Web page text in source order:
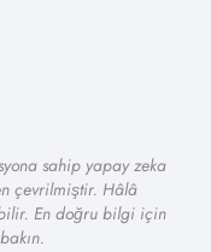
sahip yapay zeka
çevrilmiştir. Hâlâ
En doğru bilgi için